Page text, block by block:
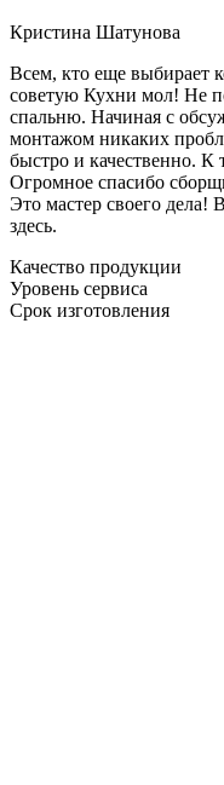
Кристина Шатунова
Всем, кто еще выбирает
советую Кухни мол! Не
спальню. Начиная с
монтажом никаких
быстро и качественно.
Огромное спасибо
Это мастер своего дела!
здесь.
Качество продукции
Уровень сервиса
Срок изготовления